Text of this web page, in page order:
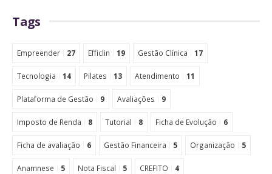
Tags
Empreender 27 Efficlin 19 Gestão Clínica 17
Tecnologia 14 Pilates 13 Atendimento 11
Plataforma de Gestão 9 Avaliações 9
Imposto de Renda 8 Tutorial 8 Ficha de Evolução 6
Ficha de avaliação 6 Gestão Financeira 5 Organização 5
Anamnese 5 Nota Fiscal 5 CREFITO 4